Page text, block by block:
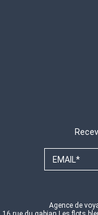
EMAIL*
Agence de